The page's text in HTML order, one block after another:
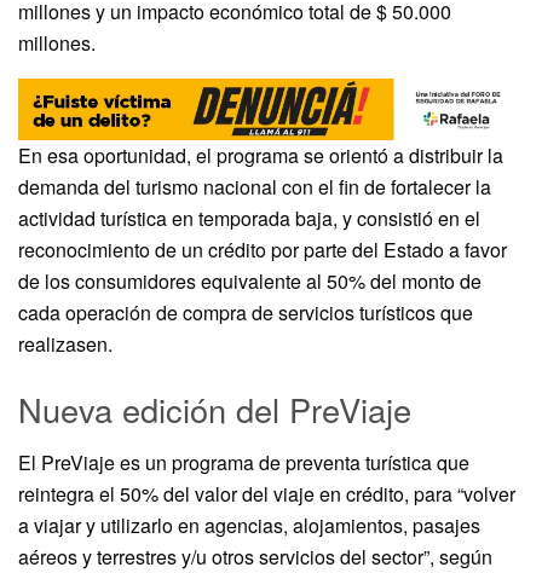
millones y un impacto económico total de $ 50.000
millones.
En esa oportunidad, el programa se orientó a distribuir la
demanda del turismo nacional con el fin de fortalecer la
actividad turística en temporada baja, y consistió en el
reconocimiento de un crédito por parte del Estado a favor
de los consumidores equivalente al 50% del monto de
cada operación de compra de servicios turísticos que
realizasen.
Nueva edición del PreViaje
El PreViaje es un programa de preventa turística que
reintegra el 50% del valor del viaje en crédito, para “volver
a viajar y utilizarlo en agencias, alojamientos, pasajes
aéreos y terrestres y/u otros servicios del sector”, según